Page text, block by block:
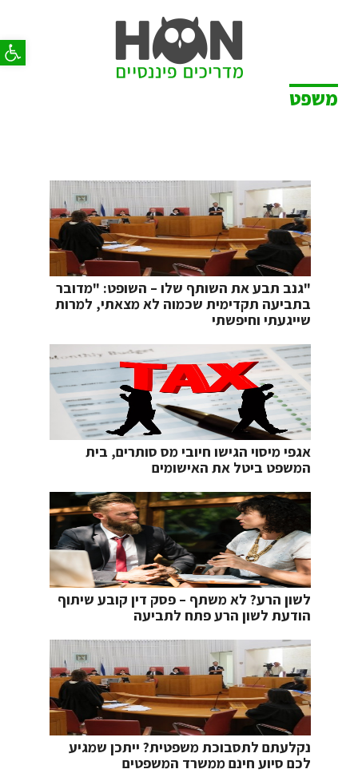
פתח
משפט
"גנב תבע את השותף שלו – השופט: "מדובר
בתביעה תקדימית שכמוה לא מצאתי, למרות
שייגעתי וחיפשתי
אגפי מיסוי הגישו חיובי מס סותרים, בית
המשפט ביטל את האישומים
לשון הרע? לא משתף – פסק דין קובע שיתוף
הודעת לשון הרע פתח לתביעה
נקלעתם לתסבוכת משפטית? ייתכן שמגיע
לכם סיוע חינם ממשרד המשפטים